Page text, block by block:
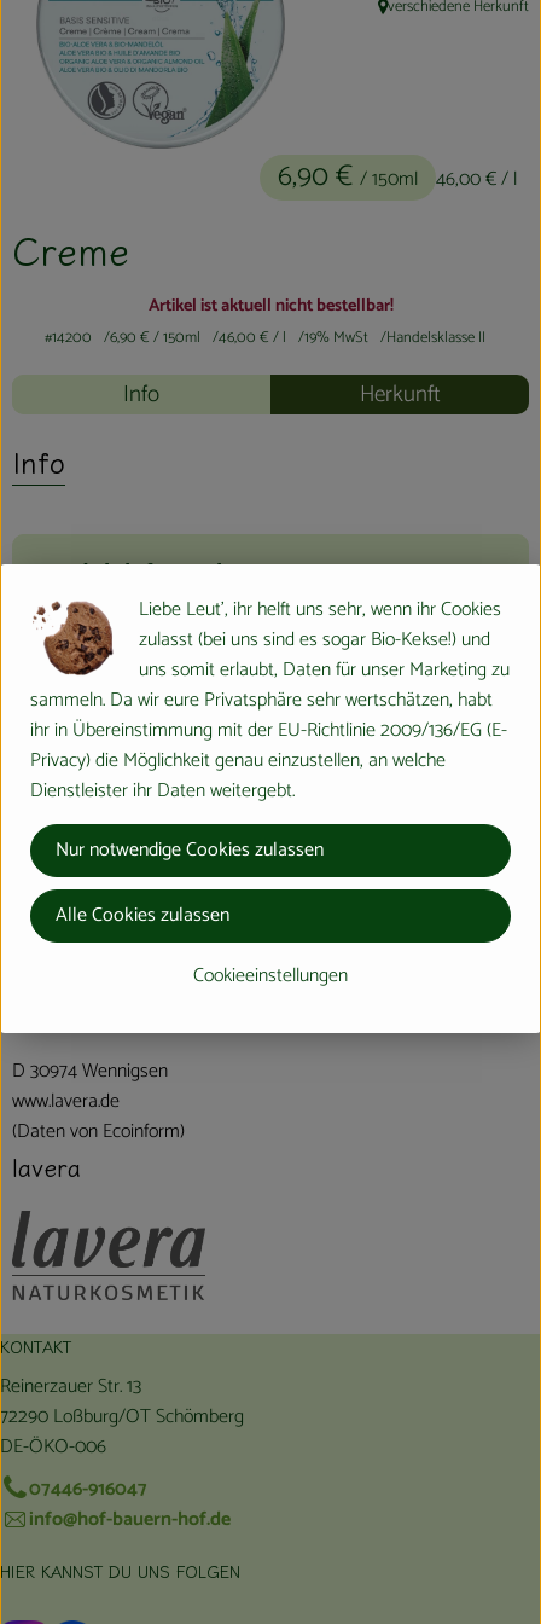
Kühltheke
Aktionen & Neues
Naturkost
Haushaltswaren
So geht´s
Hofladen
Aktuelles
Veranstaltungen
Creme
6,90 € / 150ml 46,00 €/ l
, Herkunft:
verschiedene Herkunft
Artikel ist aktuell nicht bestellbar!
#14200 6,90 €/ 150ml 46,00 €/ l 19% MwSt Handelsklasse II
Info Herkunft
Info
Produktinformationen
Produktdatenblatt
Herkunft
Hersteller: lavera
verschiedene Herkunft
D 30974 Wennigsen
www.lavera.de
(Daten von Ecoinform)
lavera
KONTAKT
Reinerzauer Str. 13
72290 Loßburg/OT Schömberg
DE-ÖKO-006
07446-916047
info@hof-bauern-hof.de
HIER KANNST DU UNS FOLGEN
Liebe Leut', ihr helft uns sehr, wenn ihr Cookies
zulasst (bei uns sind es sogar Bio-Kekse!) und
uns somit erlaubt, Daten für unser Marketing zu
sammeln. Da wir eure Privatsphäre sehr wertschätzen, habt
ihr in Übereinstimmung mit der EU-Richtlinie 2009/136/EG (E-
Privacy) die Möglichkeit genau einzustellen, an welche
Dienstleister ihr Daten weitergebt.
Cookieeinstellungen
Nur notwendige Cookies zulassen
Alle Cookies zulassen